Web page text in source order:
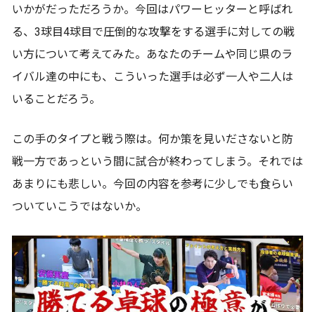
いかがだっただろうか。今回はパワーヒッターと呼ばれ
る、3球目4球目で圧倒的な攻撃をする選手に対しての戦
い方について考えてみた。あなたのチームや同じ県のラ
イバル達の中にも、こういった選手は必ず一人や二人は
いることだろう。
この手のタイプと戦う際は。何か策を見いださないと防
戦一方であっという間に試合が終わってしまう。それでは
あまりにも悲しい。今回の内容を参考に少しでも食らい
ついていこうではないか。